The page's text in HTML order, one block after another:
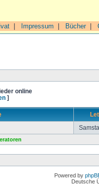
Impressum Bücher|
online
]
Powered by
Deutsche